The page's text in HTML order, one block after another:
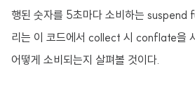
행된 숫자를 5초마다 소비하는 suspend
리는 이 코드에서 collect 시 conflate을
어떻게 소비되는지 살펴볼 것이다.